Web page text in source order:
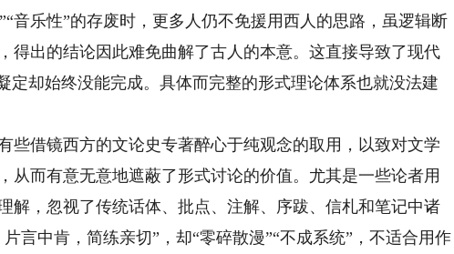
音乐性”的存废时，更多人仍不免援用西人的思路，虽逻辑断
得出的结论因此难免曲解了古人的本意。这直接导致了现代
定却始终没能完成。具体而完整的形式理论体系也就没法建
借镜西方的文论史专著醉心于纯观念的取用，以致对文学
从而有意无意地遮蔽了形式讨论的价值。尤其是一些论者用
解，忽视了传统话体、批点、注解、序跋、信札和笔记中诸
言中肯，简练亲切”，却“零碎散漫”“不成系统”，不适合用作